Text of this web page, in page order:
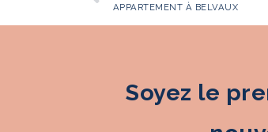
APPARTEMENT À BELVAUX
Soyez le